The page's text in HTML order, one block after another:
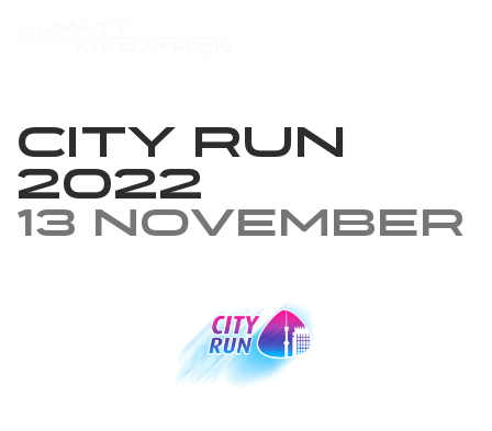
City Run
2022
13 November